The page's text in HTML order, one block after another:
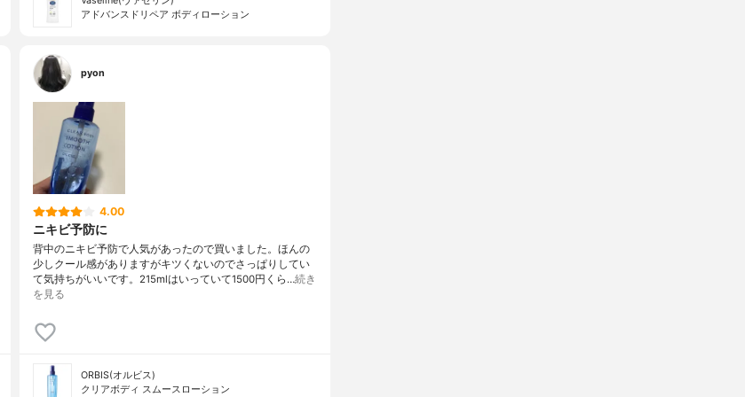
アドバンスドリペア ボディローション
pyon
4.00
ニキビ予防に
背中のニキビ予防で人気があったので買いました。ほんの
少しクール感がありますがキツくないのでさっぱりしてい
て気持ちがいいです。215mlはいっていて1500円くら…続き
を見る
ORBIS(オルビス)
クリアボディ スムースローション